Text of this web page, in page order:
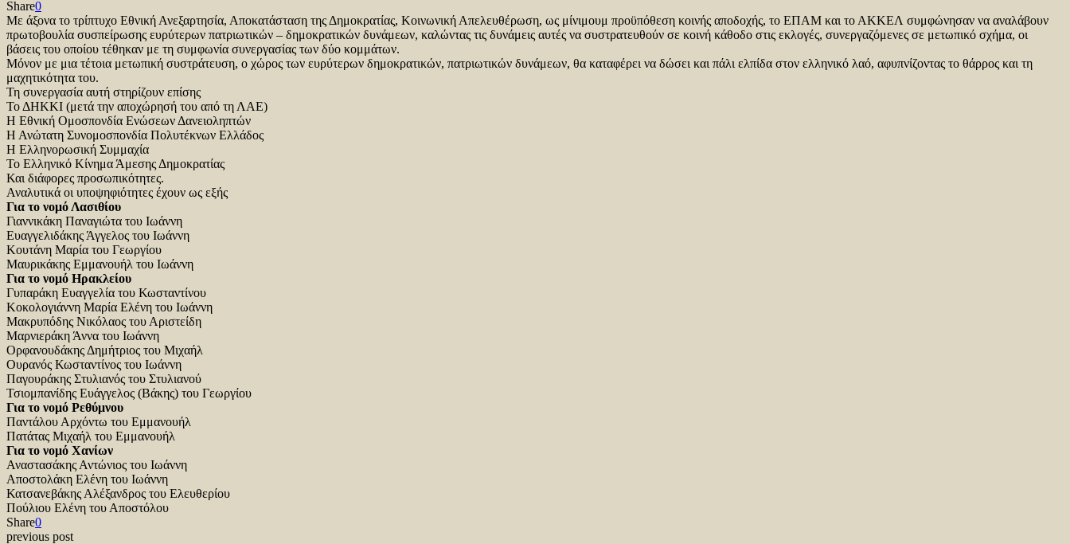
Share0
Με άξονα το τρίπτυχο Εθνική Ανεξαρτησία, Αποκατάσταση της Δημοκρατίας, Κοινωνική Απελευθέρωση, ως μίνιμουμ προϋπόθεση κοινής αποδοχής, το ΕΠΑΜ και το ΑΚΚΕΛ συμφώνησαν να αναλάβουν
πρωτοβουλία συσπείρωσης ευρύτερων πατριωτικών – δημοκρατικών δυνάμεων, καλώντας τις δυνάμεις αυτές να συστρατευθούν σε κοινή κάθοδο στις εκλογές, συνεργαζόμενες σε μετωπικό σχήμα, οι
βάσεις του οποίου τέθηκαν με τη συμφωνία συνεργασίας των δύο κομμάτων.
Μόνον με μια τέτοια μετωπική συστράτευση, ο χώρος των ευρύτερων δημοκρατικών, πατριωτικών δυνάμεων, θα καταφέρει να δώσει και πάλι ελπίδα στον ελληνικό λαό, αφυπνίζοντας το θάρρος και τη
μαχητικότητα του.
Τη συνεργασία αυτή στηρίζουν επίσης
Το ΔΗΚΚΙ (μετά την αποχώρησή του από τη ΛΑΕ)
Η Εθνική Ομοσπονδία Ενώσεων Δανειοληπτών
Η Ανώτατη Συνομοσπονδία Πολυτέκνων Ελλάδος
Η Ελληνορωσική Συμμαχία
Το Ελληνικό Κίνημα Άμεσης Δημοκρατίας
Και διάφορες προσωπικότητες.
Αναλυτικά οι υποψηφιότητες έχουν ως εξής
Για το νομό Λασιθίου
Γιαννικάκη Παναγιώτα του Ιωάννη
Ευαγγελιδάκης Άγγελος του Ιωάννη
Κουτάνη Μαρία του Γεωργίου
Μαυρικάκης Εμμανουήλ του Ιωάννη
Για το νομό Ηρακλείου
Γυπαράκη Ευαγγελία του Κωσταντίνου
Κοκολογιάννη Μαρία Ελένη του Ιωάννη
Μακρυπόδης Νικόλαος του Αριστείδη
Μαρνιεράκη Άννα του Ιωάννη
Ορφανουδάκης Δημήτριος του Μιχαήλ
Ουρανός Κωσταντίνος του Ιωάννη
Παγουράκης Στυλιανός του Στυλιανού
Τσιομπανίδης Ευάγγελος (Βάκης) του Γεωργίου
Για το νομό Ρεθύμνου
Παντάλου Αρχόντω του Εμμανουήλ
Πατάτας Μιχαήλ του Εμμανουήλ
Για το νομό Χανίων
Αναστασάκης Αντώνιος του Ιωάννη
Αποστολάκη Ελένη του Ιωάννη
Κατσανεβάκης Αλέξανδρος του Ελευθερίου
Πούλιου Ελένη του Αποστόλου
Share0
previous post